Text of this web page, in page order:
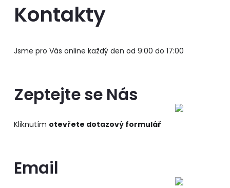
Kontakty
Jsme pro Vás online každý den od 9:00 do 17:00
Zeptejte se Nás
Kliknutím otevřete dotazový formulář
Email